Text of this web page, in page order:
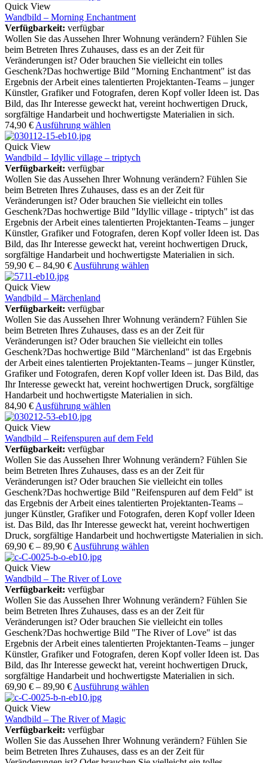
Quick View
Wandbild – Morning Enchantment
Verfügbarkeit: verfügbar
Wollen Sie das Aussehen Ihrer Wohnung verändern? Fühlen Sie
beim Betreten Ihres Zuhauses, dass es an der Zeit für
Veränderungen ist? Oder brauchen Sie vielleicht ein tolles
Geschenk?Das hochwertige Bild "Morning Enchantment" ist das
Ergebnis der Arbeit eines talentierten Projektanten-Teams – junger
Künstler, Grafiker und Fotografen, deren Kopf voller Ideen ist. Das
Bild, das Ihr Interesse geweckt hat, vereint hochwertigen Druck,
sorgfältige Handarbeit und hochwertigste Materialien in sich.
74,90 € Ausführung wählen
Quick View
Wandbild – Idyllic village – triptych
Verfügbarkeit: verfügbar
Wollen Sie das Aussehen Ihrer Wohnung verändern? Fühlen Sie
beim Betreten Ihres Zuhauses, dass es an der Zeit für
Veränderungen ist? Oder brauchen Sie vielleicht ein tolles
Geschenk?Das hochwertige Bild "Idyllic village - triptych" ist das
Ergebnis der Arbeit eines talentierten Projektanten-Teams – junger
Künstler, Grafiker und Fotografen, deren Kopf voller Ideen ist. Das
Bild, das Ihr Interesse geweckt hat, vereint hochwertigen Druck,
sorgfältige Handarbeit und hochwertigste Materialien in sich.
59,90 € – 84,90 € Ausführung wählen
Quick View
Wandbild – Märchenland
Verfügbarkeit: verfügbar
Wollen Sie das Aussehen Ihrer Wohnung verändern? Fühlen Sie
beim Betreten Ihres Zuhauses, dass es an der Zeit für
Veränderungen ist? Oder brauchen Sie vielleicht ein tolles
Geschenk?Das hochwertige Bild "Märchenland" ist das Ergebnis
der Arbeit eines talentierten Projektanten-Teams – junger Künstler,
Grafiker und Fotografen, deren Kopf voller Ideen ist. Das Bild, das
Ihr Interesse geweckt hat, vereint hochwertigen Druck, sorgfältige
Handarbeit und hochwertigste Materialien in sich.
84,90 € Ausführung wählen
Quick View
Wandbild – Reifenspuren auf dem Feld
Verfügbarkeit: verfügbar
Wollen Sie das Aussehen Ihrer Wohnung verändern? Fühlen Sie
beim Betreten Ihres Zuhauses, dass es an der Zeit für
Veränderungen ist? Oder brauchen Sie vielleicht ein tolles
Geschenk?Das hochwertige Bild "Reifenspuren auf dem Feld" ist
das Ergebnis der Arbeit eines talentierten Projektanten-Teams –
junger Künstler, Grafiker und Fotografen, deren Kopf voller Ideen
ist. Das Bild, das Ihr Interesse geweckt hat, vereint hochwertigen
Druck, sorgfältige Handarbeit und hochwertigste Materialien in sich.
69,90 € – 89,90 € Ausführung wählen
Quick View
Wandbild – The River of Love
Verfügbarkeit: verfügbar
Wollen Sie das Aussehen Ihrer Wohnung verändern? Fühlen Sie
beim Betreten Ihres Zuhauses, dass es an der Zeit für
Veränderungen ist? Oder brauchen Sie vielleicht ein tolles
Geschenk?Das hochwertige Bild "The River of Love" ist das
Ergebnis der Arbeit eines talentierten Projektanten-Teams – junger
Künstler, Grafiker und Fotografen, deren Kopf voller Ideen ist. Das
Bild, das Ihr Interesse geweckt hat, vereint hochwertigen Druck,
sorgfältige Handarbeit und hochwertigste Materialien in sich.
69,90 € – 89,90 € Ausführung wählen
Quick View
Wandbild – The River of Magic
Verfügbarkeit: verfügbar
Wollen Sie das Aussehen Ihrer Wohnung verändern? Fühlen Sie
beim Betreten Ihres Zuhauses, dass es an der Zeit für